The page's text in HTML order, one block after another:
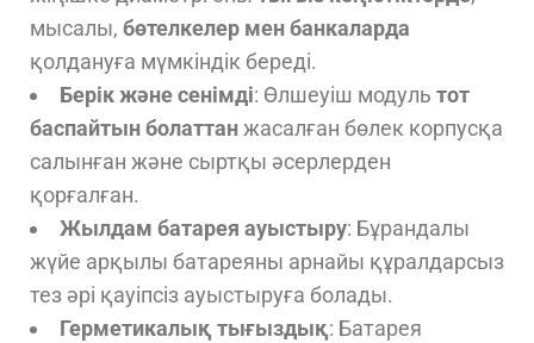
мысалы, бөтелкелер мен банкаларда
қолдануға мүмкіндік береді.
Берік және сенімді: Өлшеуіш модуль тот
баспайтын болаттанжасалған бөлек корпусқа
салынған және сыртқы әсерлерден
қорғалған.
Жылдам батарея ауыстыру: Бұрандалы
жүйе арқылы батареяны арнайы құралдарсыз
тез әрі қауіпсіз ауыстыруға болады.
Герметикалық тығыздық: Батарея